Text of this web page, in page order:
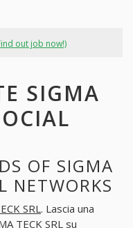
out job now!)
SIGMA
OF SIGMA
NETWORKS
SRL . Lascia una
TECK SRL su